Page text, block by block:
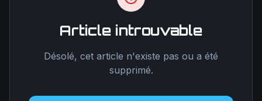
Article introuvable
Désolé, cet article n'existe pas ou a été
supprimé.